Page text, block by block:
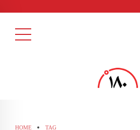
HOME TAG